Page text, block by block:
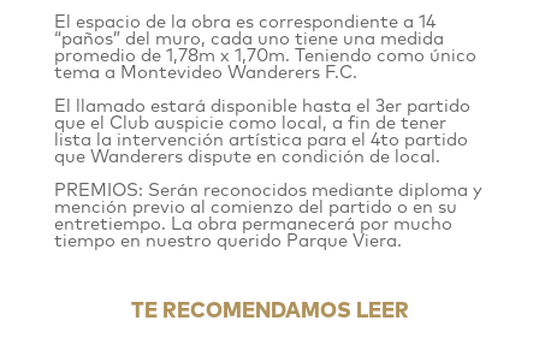
El espacio de la obra es correspondiente a 14
“paños” del muro, cada uno tiene una medida
promedio de 1,78m x 1,70m. Teniendo como único
tema a Montevideo Wanderers F.C.
El llamado estará disponible hasta el 3er partido
que el Club auspicie como local, a fin de tener
lista la intervención artística para el 4to partido
que Wanderers dispute en condición de local.
PREMIOS: Serán reconocidos mediante diploma y
mención previo al comienzo del partido o en su
entretiempo. La obra permanecerá por mucho
tiempo en nuestro querido Parque Viera.
TE RECOMENDAMOS LEER